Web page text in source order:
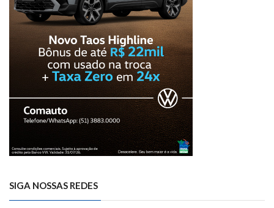
SIGA NOSSAS REDES